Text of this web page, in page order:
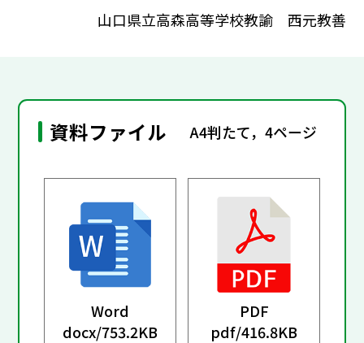
山口県立高森高等学校教諭 西元教善
資料ファイル A4判たて，4ページ
Word
docx/753.2KB
PDF
pdf/416.8KB